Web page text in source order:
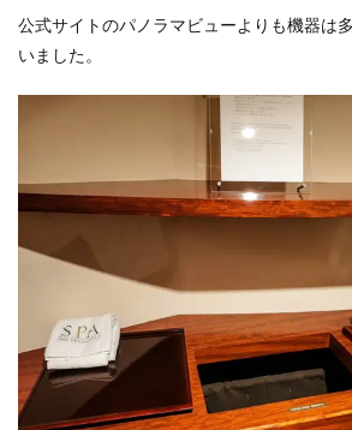
公式サイトのパノラマビューよりも機器は
いました。